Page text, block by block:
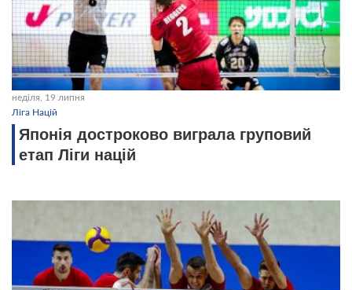
неділя, 19 липня
Ліга Націй
Японія достроково виграла груповий
етап Ліги націй